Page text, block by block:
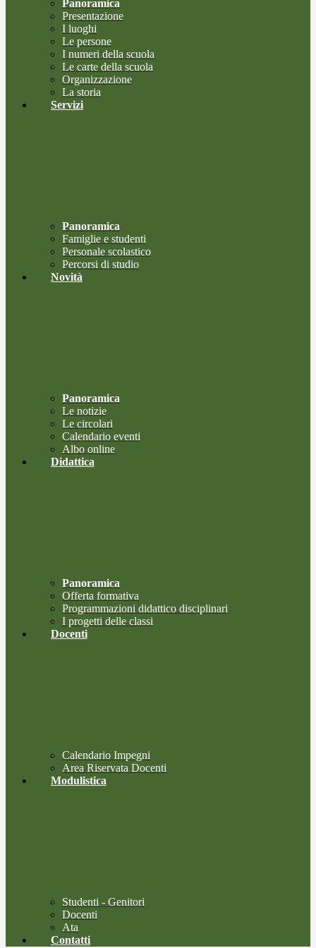
Panoramica
Presentazione
I luoghi
Le persone
I numeri della scuola
Le carte della scuola
Organizzazione
La storia
Servizi
Panoramica
Famiglie e studenti
Personale scolastico
Percorsi di studio
Novità
Panoramica
Le notizie
Le circolari
Calendario eventi
Albo online
Didattica
Panoramica
Offerta formativa
Programmazioni didattico disciplinari
I progetti delle classi
Docenti
Calendario Impegni
Area Riservata Docenti
Modulistica
Studenti - Genitori
Docenti
Ata
Contatti